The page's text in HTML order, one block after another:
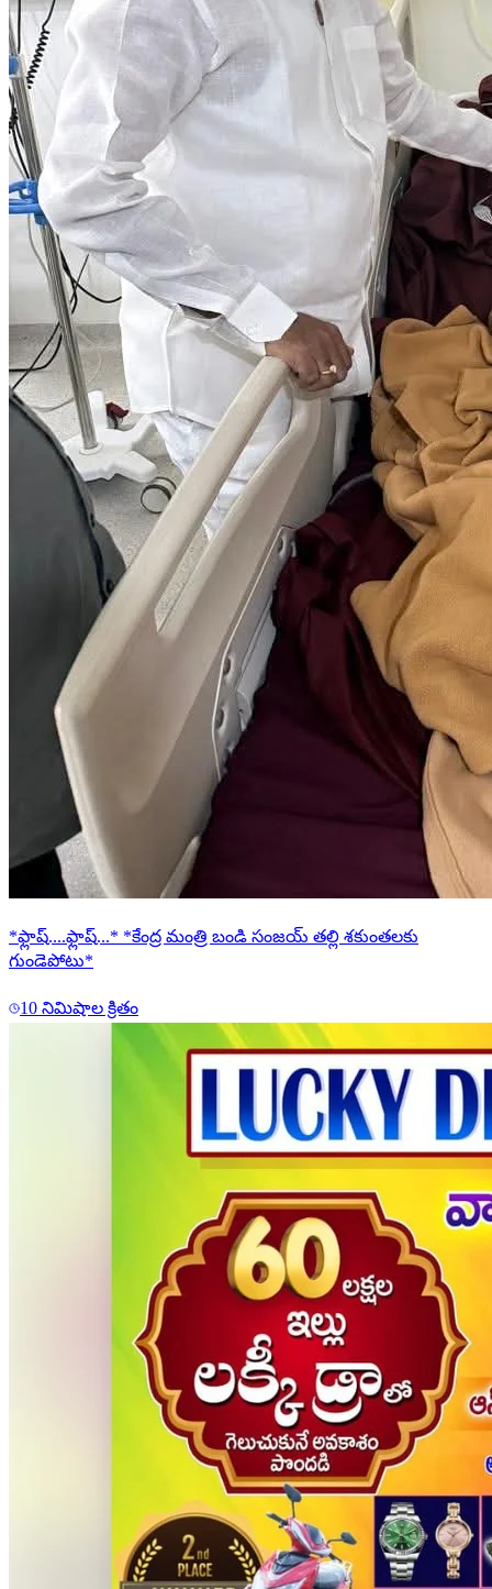
*ఫ్లాష్....ఫ్లాష్...* *కేంద్ర మంత్రి బండి సంజయ్ తల్లి శకుంతలకు
గుండెపోటు*
10 నిమిషాల క్రితం